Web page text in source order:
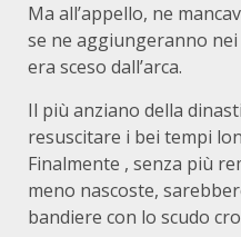
Ma all’appello, ne
se ne aggiungeranno
era sceso dall’arca.
Il più anziano della
resuscitare i bei tempi
Finalmente , senza più
meno nascoste,
bandiere con lo scudo